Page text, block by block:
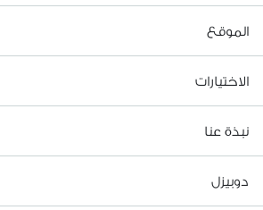
الموقع
الاختيارات
نبذة عنا
دوبيزل